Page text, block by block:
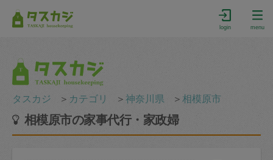
login menu
タスカジ ＞ カテゴリ ＞神奈川県 ＞相模原市
相模原市の家事代行・家政婦